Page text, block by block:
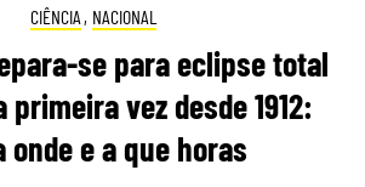
CIÊNCIA , NACIONAL
se para eclipse total
primeira vez desde 1912:
onde e a que horas